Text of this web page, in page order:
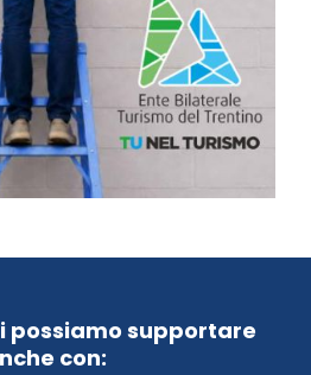
possiamo supportare
con: